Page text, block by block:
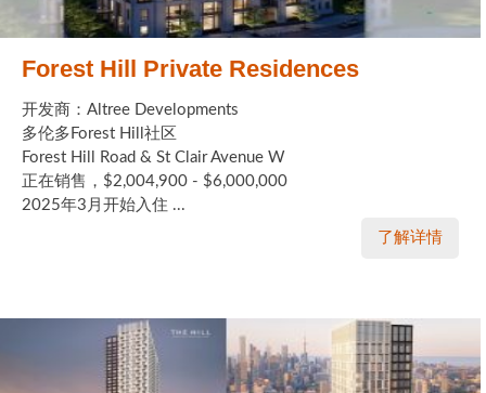
Forest Hill Private Residences
开发商：Altree Developments
多伦多Forest Hill社区
Forest Hill Road & St Clair Avenue W
正在销售，$2,004,900 - $6,000,000
2025年3月开始入住 ...
了解详情